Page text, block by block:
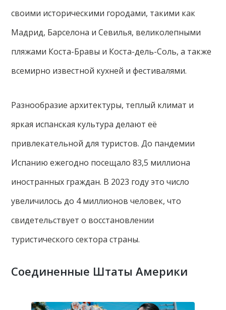
своими историческими городами, такими как
Мадрид, Барселона и Севилья, великолепными
пляжами Коста-Бравы и Коста-дель-Соль, а также
всемирно известной кухней и фестивалями.
Разнообразие архитектуры, теплый климат и
яркая испанская культура делают её
привлекательной для туристов. До пандемии
Испанию ежегодно посещало 83,5 миллиона
иностранных граждан. В 2023 году это число
увеличилось до 4 миллионов человек, что
свидетельствует о восстановлении
туристического сектора страны.
Соединенные Штаты Америки